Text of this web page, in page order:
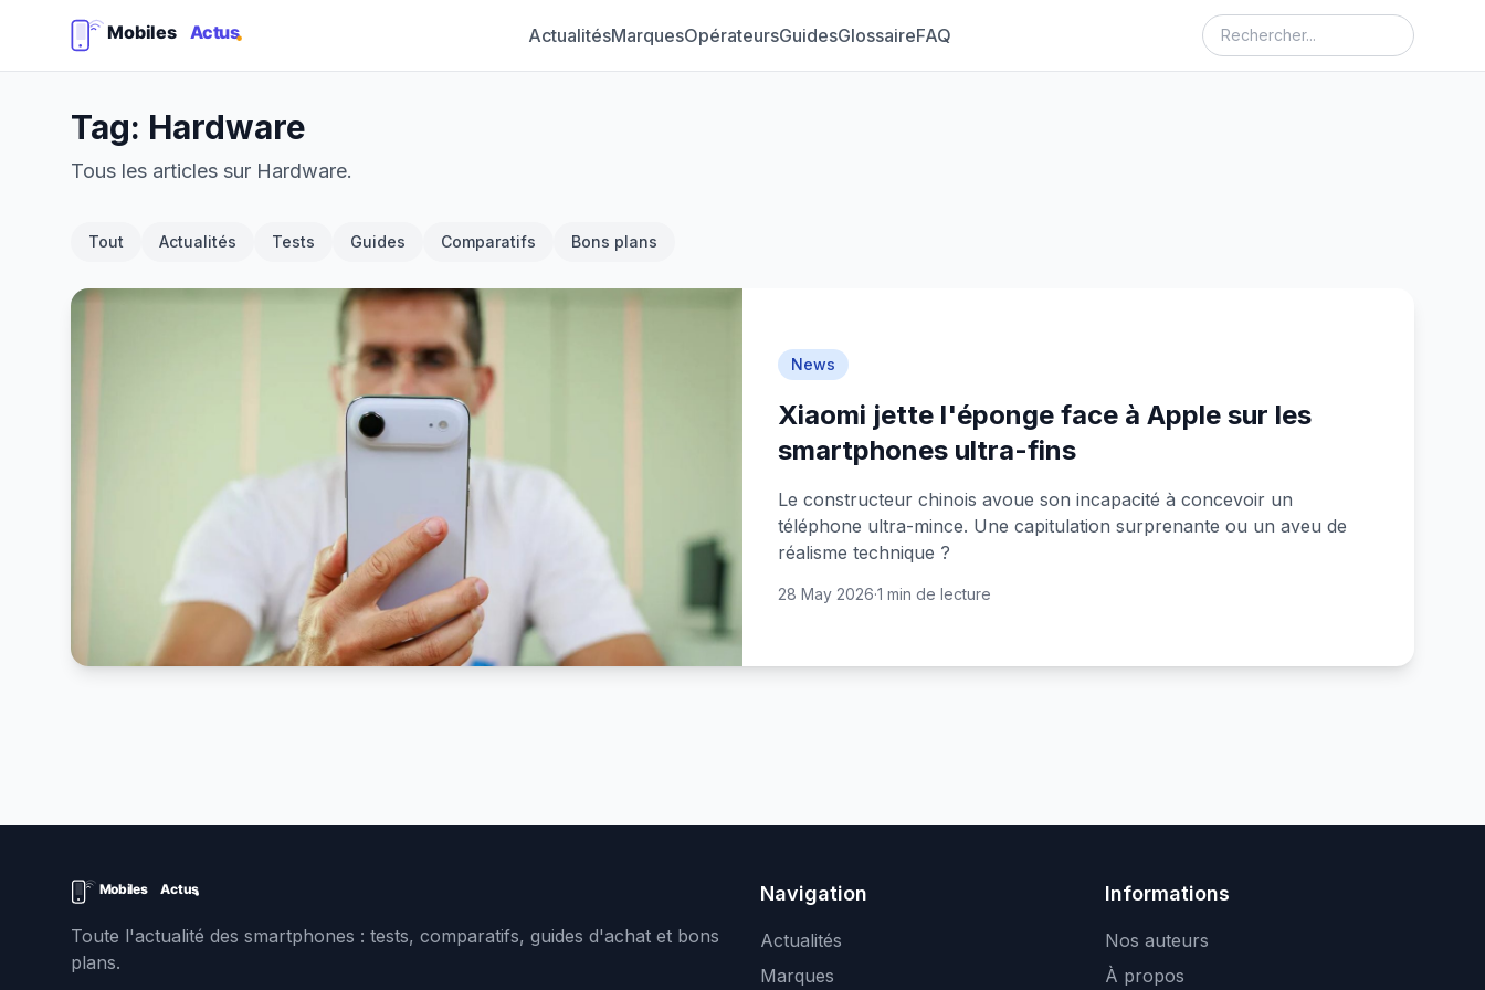
ActualitésMarquesOpérateursGuidesGlossaireFAQ
Tag: Hardware
Tous les articles sur Hardware.
Tout Actualités Tests Guides Comparatifs Bons plans
News
Xiaomi jette l'éponge face à Apple sur les
smartphones ultra-fins
Le constructeur chinois avoue son incapacité à concevoir un
téléphone ultra-mince. Une capitulation surprenante ou un aveu de
réalisme technique ?
28 May 2026·1 min de lecture
Toute l'actualité des smartphones : tests, comparatifs, guides d'achat et bons
plans.
Navigation
Actualités
Marques
Informations
Nos auteurs
À propos